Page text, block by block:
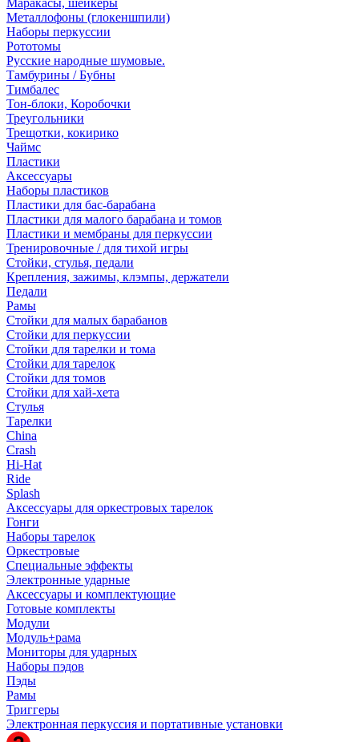
Маракасы, шейкеры
Металлофоны (глокеншпили)
Наборы перкуссии
Рототомы
Русские народные шумовые.
Тамбурины / Бубны
Тимбалес
Тон-блоки, Коробочки
Треугольники
Трещотки, кокирико
Чаймс
Пластики
Аксессуары
Наборы пластиков
Пластики для бас-барабана
Пластики для малого барабана и томов
Пластики и мембраны для перкуссии
Тренировочные / для тихой игры
Стойки, стулья, педали
Крепления, зажимы, клэмпы, держатели
Педали
Рамы
Стойки для малых барабанов
Стойки для перкуссии
Стойки для тарелки и тома
Стойки для тарелок
Стойки для томов
Стойки для хай-хета
Стулья
Тарелки
China
Crash
Hi-Hat
Ride
Splash
Аксессуары для оркестровых тарелок
Гонги
Наборы тарелок
Оркестровые
Специальные эффекты
Электронные ударные
Аксессуары и комплектующие
Готовые комплекты
Модули
Модуль+рама
Мониторы для ударных
Наборы пэдов
Пэды
Рамы
Триггеры
Электронная перкуссия и портативные установки